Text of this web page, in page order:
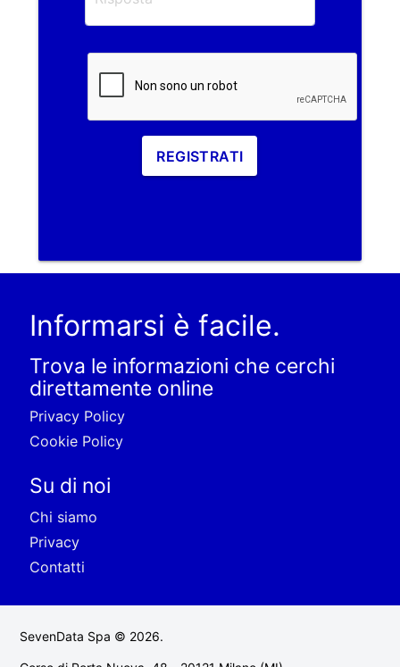
REGISTRATI
Informarsi è facile.
Trova le informazioni che cerchi
direttamente online
Privacy Policy
Cookie Policy
Su di noi
Chi siamo
Privacy
Contatti
SevenData Spa © 2026.